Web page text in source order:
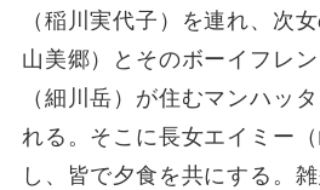
（稲川実代子）を連れ、次
山美郷）とそのボーイフレ
（細川岳）が住むマンハッ
れる。そこに長女エイミー
し、皆で夕食を共にする。